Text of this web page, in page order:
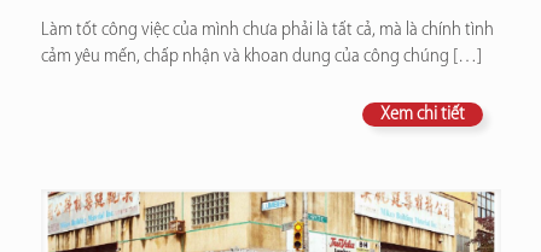
Làm tốt công việc của mình chưa phải là tất cả, mà là chính tình
cảm yêu mến, chấp nhận và khoan dung của công chúng […]
Xem chi tiết